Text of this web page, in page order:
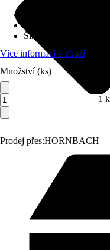
Prodej přes:HORNBACH
Šířka profilu
Více informací o zboží
Množství (ks)
1